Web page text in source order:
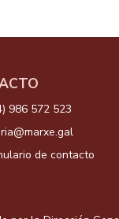
986 572 523
de contacto